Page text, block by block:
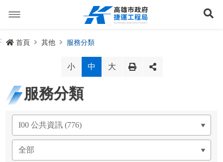
容
捷運路線進度圖
路網簡介
路網規劃
規劃中
捷運紫線
興建中
訊息專區
公聽會與說明會
政府資訊公開
局長信箱
禁限建專區
交流互動
照片集錦
關於我們
首頁 其他 服務分類
小 中 大
服務分類